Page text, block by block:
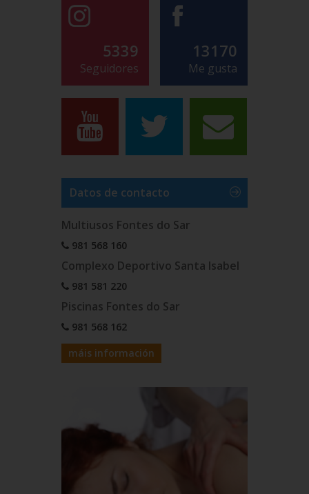
5339
Seguidores
13170
Me gusta
Datos de contacto
Multiusos Fontes do Sar
981 568 160
Complexo Deportivo Santa Isabel
981 581 220
Piscinas Fontes do Sar
981 568 162
máis información